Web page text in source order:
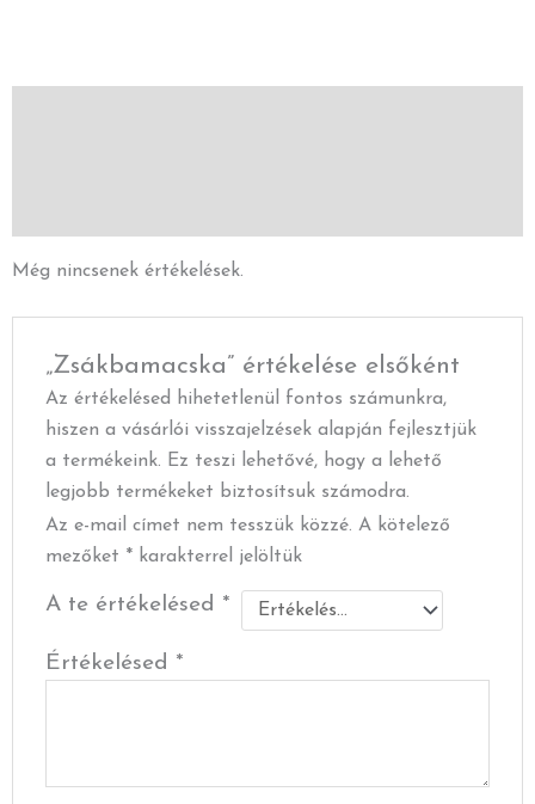
Még nincsenek értékelések.
„Zsákbamacska” értékelése elsőként
Az értékelésed hihetetlenül fontos számunkra,
hiszen a vásárlói visszajelzések alapján fejlesztjük
a termékeink. Ez teszi lehetővé, hogy a lehető
legjobb termékeket biztosítsuk számodra.
Az e-mail címet nem tesszük közzé. A kötelező
mezőket *karakterrel jelöltük
A te értékelésed *
Értékelésed *